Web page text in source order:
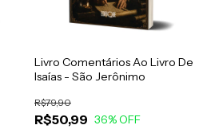
Livro Comentários Ao Livro De
Isaías - São Jerônimo
R$50,99
R$79,90
36% OFF